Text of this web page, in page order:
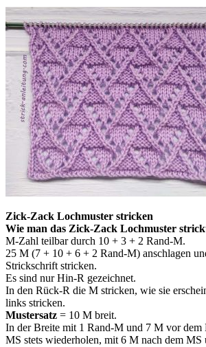
Zick-Zack Lochmuster stricken
Wie man das Zick-Zack Lochmuster
M-Zahl teilbar durch 10 + 3 + 2 Rand-M.
25 M (7 + 10 + 6 + 2 Rand-M) anschlagen
Strickschrift stricken.
Es sind nur Hin-R gezeichnet.
In den Rück-R die M stricken, wie sie
links stricken.
Mustersatz = 10 M breit.
In der Breite mit 1 Rand-M und 7 M vor dem
MS stets wiederholen, mit 6 M nach dem MS